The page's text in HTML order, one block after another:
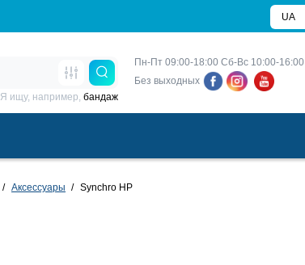
UA
Пн-Пт 09:00-18:00 Сб-Вс 10:00-16:00
Без выходных
Я ищу, например, бандаж
Аксессуары Synchro HP